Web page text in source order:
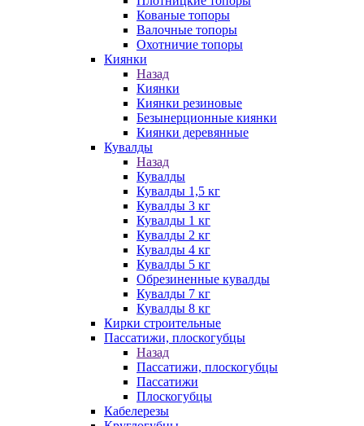
Кованые топоры
Валочные топоры
Охотничие топоры
Киянки
Назад
Киянки
Киянки резиновые
Безынерционные киянки
Киянки деревянные
Кувалды
Назад
Кувалды
Кувалды 1,5 кг
Кувалды 3 кг
Кувалды 1 кг
Кувалды 2 кг
Кувалды 4 кг
Кувалды 5 кг
Обрезиненные кувалды
Кувалды 7 кг
Кувалды 8 кг
Кирки строительные
Пассатижи, плоскогубцы
Назад
Пассатижи, плоскогубцы
Пассатижи
Плоскогубцы
Кабелерезы